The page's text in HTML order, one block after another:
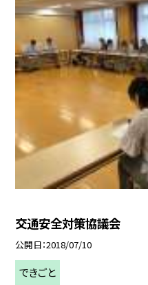
交通安全対策協議会
公開日 2018/07/10
できごと